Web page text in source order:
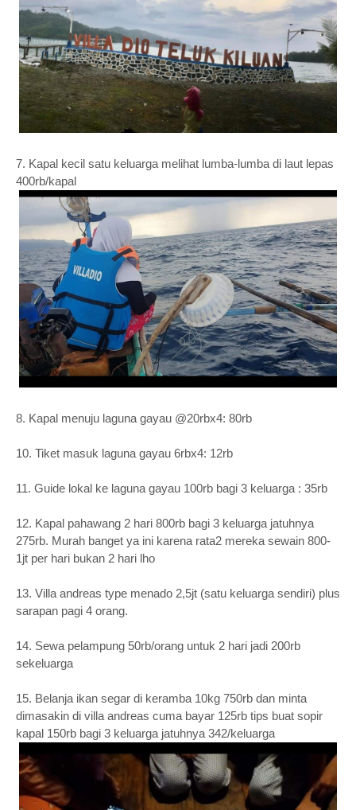
7. Kapal kecil satu keluarga melihat lumba-lumba di laut lepas
400rb/kapal
8. Kapal menuju laguna gayau @20rbx4: 80rb
10. Tiket masuk laguna gayau 6rbx4: 12rb
11. Guide lokal ke laguna gayau 100rb bagi 3 keluarga : 35rb
12. Kapal pahawang 2 hari 800rb bagi 3 keluarga jatuhnya
275rb. Murah banget ya ini karena rata2 mereka sewain 800-
1jt per hari bukan 2 hari lho
13. Villa andreas type menado 2,5jt (satu keluarga sendiri) plus
sarapan pagi 4 orang.
14. Sewa pelampung 50rb/orang untuk 2 hari jadi 200rb
sekeluarga
15. Belanja ikan segar di keramba 10kg 750rb dan minta
dimasakin di villa andreas cuma bayar 125rb tips buat sopir
kapal 150rb bagi 3 keluarga jatuhnya 342/keluarga